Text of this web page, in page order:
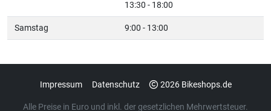
13:30 - 18:00
Samstag 9:00 - 13:00
Impressum Datenschutz 2026 Bikeshops.de
Alle Preise in Euro und inkl. der gesetzlichen Mehrwertsteuer.